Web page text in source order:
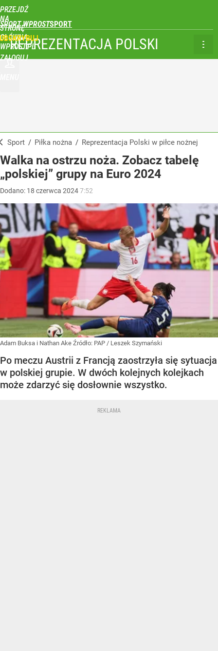
PRZEJDŹ
NA
STRONĘ
GŁÓWNĄ
WPROST.PL
SPORT WPROST
ZALOGUJ
REPREZENTACJA POLSKI
Sport / Piłka nożna / Reprezentacja Polski w piłce nożnej
Walka na ostrzu noża. Zobacz tabelę
„polskiej” grupy na Euro 2024
Dodano: 18 czerwca 20247:52
Adam Buksa i Nathan Ake Źródło: PAP / Leszek Szymański
Po meczu Austrii z Francją zaostrzyła się sytuacja
w polskiej grupie. W dwóch kolejnych kolejkach
może zdarzyć się dosłownie wszystko.